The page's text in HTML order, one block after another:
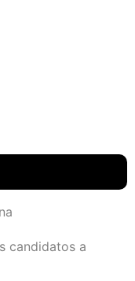
candidatos a